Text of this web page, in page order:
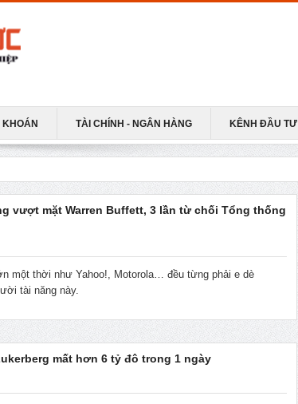
TÀI CHÍNH - NGÂN HÀNG KÊNH ĐẦU TƯ
vượt mặt Warren Buffett, 3 lần từ chối Tổng thống
một thời như Yahoo!, Motorola… đều từng phải e dè
tài năng này.
mất hơn 6 tỷ đô trong 1 ngày